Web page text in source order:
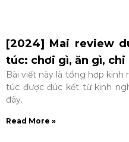
[2024] Mai review
túc: chơi gì, ăn gì, chi
Bài viết này là tổng hợp
túc được đúc kết từ kinh
đây.
Read More »